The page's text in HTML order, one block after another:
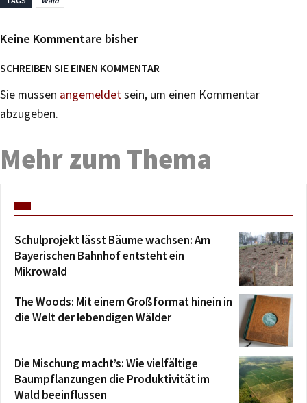
Keine Kommentare bisher
SCHREIBEN SIE EINEN KOMMENTAR
Sie müssen angemeldetsein, um einen Kommentar
abzugeben.
Mehr zum Thema
Schulprojekt lässt Bäume wachsen: Am
Bayerischen Bahnhof entsteht ein
Mikrowald
The Woods: Mit einem Großformat hinein in
die Welt der lebendigen Wälder
Die Mischung macht’s: Wie vielfältige
Baumpflanzungen die Produktivität im
Wald beeinflussen